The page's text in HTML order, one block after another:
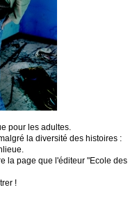
pour les adultes.
la diversité des histoires :
la page que l'éditeur "Ecole des
!